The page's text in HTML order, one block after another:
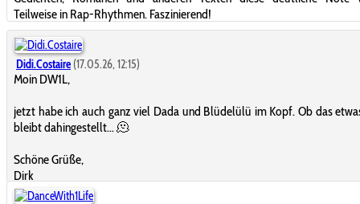
Teilweise in Rap-Rhythmen. Faszinierend!
Didi.Costaire (17.05.26, 12:15)
Moin DW1L,
jetzt habe ich auch ganz viel Dada und Blüdelülü im Kopf. Ob das
bleibt dahingestellt... 🫠
Schöne Grüße,
Dirk